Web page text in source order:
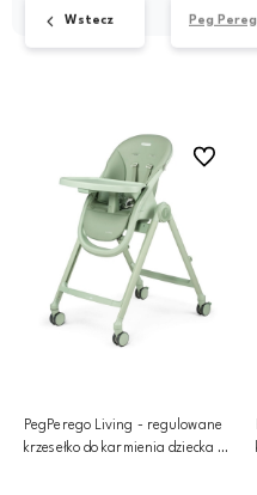
Wstecz Peg
PegPerego Living - regulowane
krzesełko do karmienia dziecka z
Do